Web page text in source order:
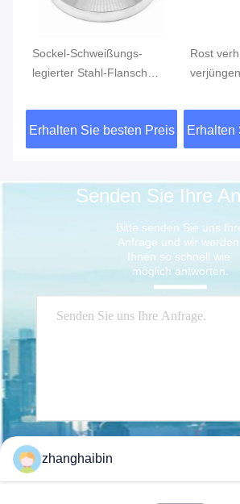
Sockel-Schweißungs-
legierter Stahl-Flansch
F9 F11 F12
Erhalten Sie besten Preis
Rost
ANSI-
Zoll
Erhalten
Senden Sie Ihre
Bitte senden Sie uns
Anfrage und wir werden
Ihnen so schnell wie
möglich antworten.
zhanghaibin